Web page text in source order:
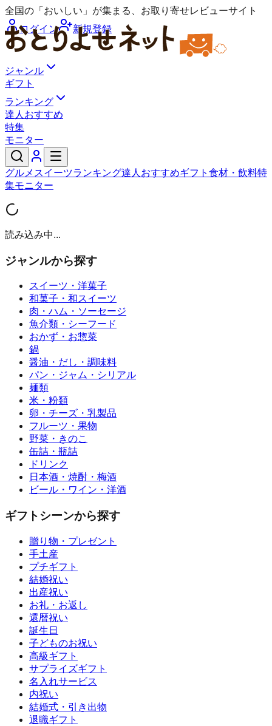
全国の「おいしい」が集まる、お取り寄せレビューサイト
ログイン
新規登録
ジャンル
ギフト
ランキング
達人おすすめ
特集
モニター
グルメ スイーツランキング達人おすすめギフト 食材・飲料特
集モニター
読み込み中...
ジャンルから探す
スイーツ・洋菓子
和菓子・和スイーツ
肉・ハム・ソーセージ
魚介類・シーフード
おかず・お惣菜
鍋
醤油・だし・調味料
パン・ジャム・シリアル
麺類
米・粉類
卵・チーズ・乳製品
フルーツ・果物
野菜・きのこ
缶詰・瓶詰
ドリンク
日本酒・焼酎・梅酒
ビール・ワイン・洋酒
ギフトシーンから探す
贈り物・プレゼント
手土産
プチギフト
結婚祝い
出産祝い
お礼・お返し
還暦祝い
誕生日
子どものお祝い
高級ギフト
サプライズギフト
名入れサービス
内祝い
結婚式・引き出物
退職ギフト